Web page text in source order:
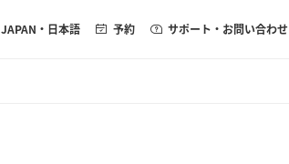
JAPAN ・日本語 予約 サポート・お問い合わせ